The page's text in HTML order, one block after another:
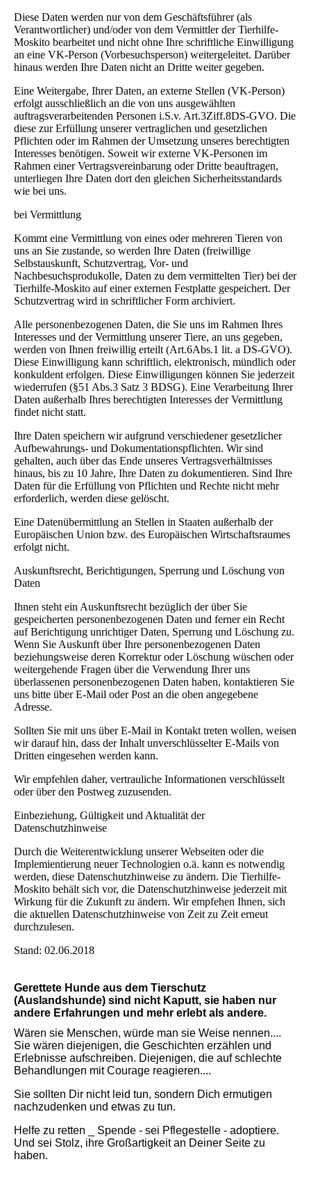
Diese Daten werden nur von dem Geschäftsführer (als
Verantwortlicher) und/oder von dem Vermittler der Tierhilfe-
Moskito bearbeitet und nicht ohne Ihre schriftliche Einwilligung
an eine VK-Person (Vorbesuchsperson) weitergeleitet. Darüber
hinaus werden Ihre Daten nicht an Dritte weiter gegeben.
Eine Weitergabe, Ihrer Daten, an externe Stellen (VK-Person)
erfolgt ausschließlich an die von uns ausgewählten
auftragsverarbeitenden Personen i.S.v. Art.3Ziff.8DS-GVO. Die
diese zur Erfüllung unserer vertraglichen und gesetzlichen
Pflichten oder im Rahmen der Umsetzung unseres berechtigten
Interesses benötigen. Soweit wir externe VK-Personen im
Rahmen einer Vertragsvereinbarung oder Dritte beauftragen,
unterliegen Ihre Daten dort den gleichen Sicherheitsstandards
wie bei uns.
bei Vermittlung
Kommt eine Vermittlung von eines oder mehreren Tieren von
uns an Sie zustande, so werden Ihre Daten (freiwillige
Selbstauskunft, Schutzvertrag, Vor- und
Nachbesuchsprodukolle, Daten zu dem vermittelten Tier) bei der
Tierhilfe-Moskito auf einer externen Festplatte gespeichert. Der
Schutzvertrag wird in schriftlicher Form archiviert.
Alle personenbezogenen Daten, die Sie uns im Rahmen Ihres
Interesses und der Vermittlung unserer Tiere, an uns gegeben,
werden von Ihnen freiwillig erteilt (Art.6Abs.1 lit. a DS-GVO).
Diese Einwilligung kann schriftlich, elektronisch, mündlich oder
konkuldent erfolgen. Diese Einwilligungen können Sie jederzeit
wiederrufen (§51 Abs.3 Satz 3 BDSG). Eine Verarbeitung Ihrer
Daten außerhalb Ihres berechtigten Interesses der Vermittlung
findet nicht statt.
Ihre Daten speichern wir aufgrund verschiedener gesetzlicher
Aufbewahrungs- und Dokumentationspflichten. Wir sind
gehalten, auch über das Ende unseres Vertragsverhältnisses
hinaus, bis zu 10 Jahre, Ihre Daten zu dokumentieren. Sind Ihre
Daten für die Erfüllung von Pflichten und Rechte nicht mehr
erforderlich, werden diese gelöscht.
Eine Datenübermittlung an Stellen in Staaten außerhalb der
Europäischen Union bzw. des Europäischen Wirtschaftsraumes
erfolgt nicht.
Auskunftsrecht, Berichtigungen, Sperrung und Löschung von
Daten
Ihnen steht ein Auskunftsrecht bezüglich der über Sie
gespeicherten personenbezogenen Daten und ferner ein Recht
auf Berichtigung unrichtiger Daten, Sperrung und Löschung zu.
Wenn Sie Auskunft über Ihre personenbezogenen Daten
beziehungsweise deren Korrektur oder Löschung wüschen oder
weitergehende Fragen über die Verwendung Ihrer uns
überlassenen personenbezogenen Daten haben, kontaktieren Sie
uns bitte über E-Mail oder Post an die oben angegebene
Adresse.
Sollten Sie mit uns über E-Mail in Kontakt treten wollen, weisen
wir darauf hin, dass der Inhalt unverschlüsselter E-Mails von
Dritten eingesehen werden kann.
Wir empfehlen daher, vertrauliche Informationen verschlüsselt
oder über den Postweg zuzusenden.
Einbeziehung, Gültigkeit und Aktualität der
Datenschutzhinweise
Durch die Weiterentwicklung unserer Webseiten oder die
Implemientierung neuer Technologien o.ä. kann es notwendig
werden, diese Datenschutzhinweise zu ändern. Die Tierhilfe-
Moskito behält sich vor, die Datenschutzhinweise jederzeit mit
Wirkung für die Zukunft zu ändern. Wir empfehen Ihnen, sich
die aktuellen Datenschutzhinweise von Zeit zu Zeit erneut
durchzulesen.
Stand: 02.06.2018
Gerettete Hunde aus dem Tierschutz
(Auslandshunde) sind nicht Kaputt, sie haben nur
andere Erfahrungen und mehr erlebt als andere.
Wären sie Menschen, würde man sie Weise nennen....
Sie wären diejenigen, die Geschichten erzählen und
Erlebnisse aufschreiben. Diejenigen, die auf schlechte
Behandlungen mit Courage reagieren....
Sie sollten Dir nicht leid tun, sondern Dich ermutigen
nachzudenken und etwas zu tun.
Helfe zu retten _ Spende - sei Pflegestelle - adoptiere.
Und sei Stolz, ihre Großartigkeit an Deiner Seite zu
haben.